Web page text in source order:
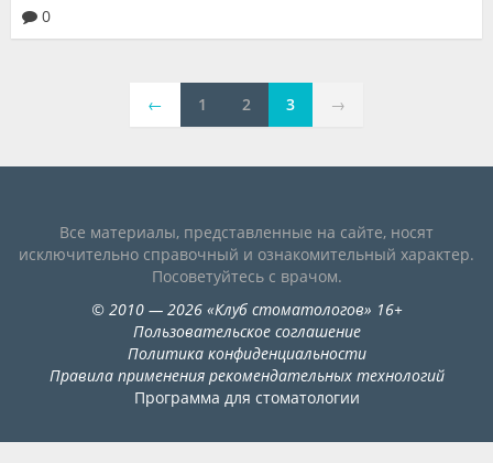
Форум
Галерея
Лаборатории
0
← 1 2 3 →
Все материалы, представленные на сайте, носят
исключительно справочный и ознакомительный характер.
Посоветуйтесь с врачом.
© 2010— 2026«Клуб стоматологов» 16+
Пользовательское соглашение
Политика конфиденциальности
Правила применения рекомендательных технологий
Программа для стоматологии